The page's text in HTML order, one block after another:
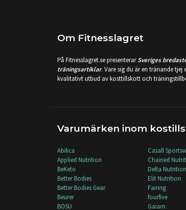
Om Fitnesslagret
På Fitnesslagret.se presenterarSveriges
träningsartiklar. Vare sig du är en tränande
kvalitativt utbud av kosttillskott och
Varumärken inom
Abilica
Applied Nutrition
BeKeto
Better Bodies
Better Bodies Gear
Beurer
BOSU
Casall
Chained
Delta Nutrition
Elit Nutrition
Fairing
fourfive
Gaiam